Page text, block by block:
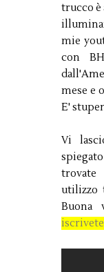
trucco è
mie
con
mese e
E'
Vi
utilizzo
Buona